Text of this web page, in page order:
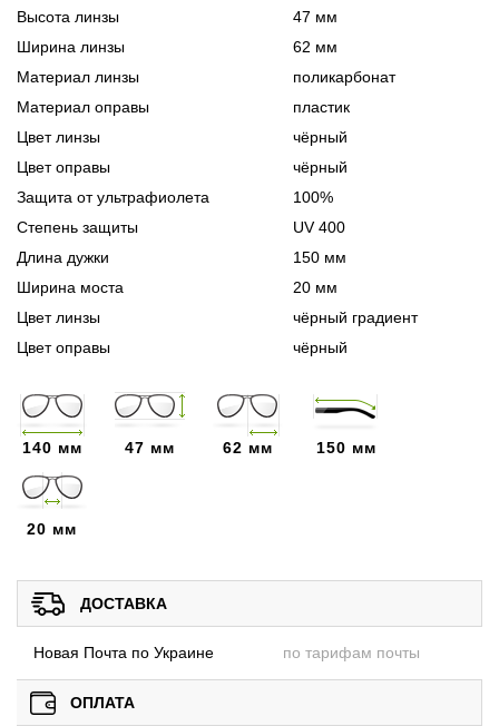
Высота линзы
47 мм
Ширина линзы
62 мм
Материал линзы
поликарбонат
Материал оправы
пластик
Цвет линзы
чёрный
Цвет оправы
чёрный
Защита от ультрафиолета
100%
Степень защиты
UV 400
Длина дужки
150 мм
Ширина моста
20 мм
Цвет линзы
чёрный градиент
Цвет оправы
чёрный
140 мм 47 мм 62 мм 150 мм
20 мм
ДОСТАВКА
Новая Почта по Украине по тарифам почты
ОПЛАТА